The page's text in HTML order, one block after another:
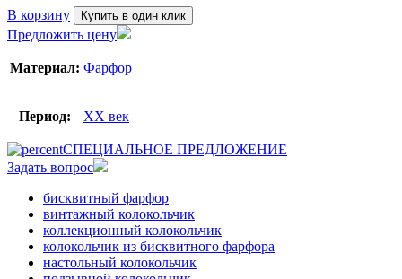
В корзину Купить в один клик
Предложить цену
Материал: Фарфор
Период: XX век
СПЕЦИАЛЬНОЕ ПРЕДЛОЖЕНИЕ
Задать вопрос
бисквитный фарфор
винтажный колокольчик
коллекционный колокольчик
колокольчик из бисквитного фарфора
настольный колокольчик